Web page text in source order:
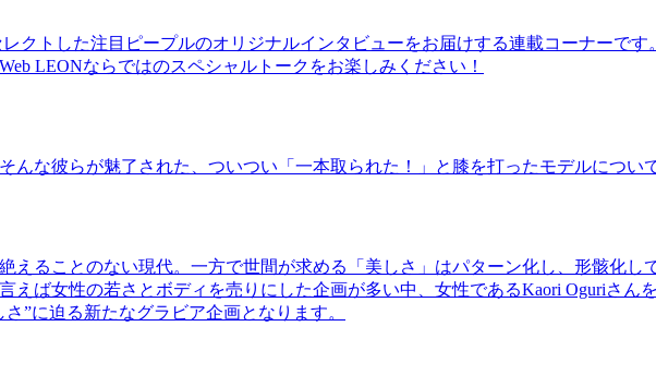
クトした注目ピープルのオリジナルインタビューをお届けする連載コーナーです
LEONならではのスペシャルトークをお楽しみください！
な彼らが魅了された、ついつい「一本取られた！」と膝を打ったモデルについ
えることのない現代。一方で世間が求める「美しさ」はパターン化し、形骸化し
えば女性の若さとボディを売りにした企画が多い中、女性であるKaori Oguriさん
”に迫る新たなグラビア企画となります。